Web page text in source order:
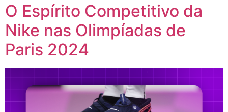
O Espírito Competitivo da
Nike nas Olimpíadas de
Paris 2024